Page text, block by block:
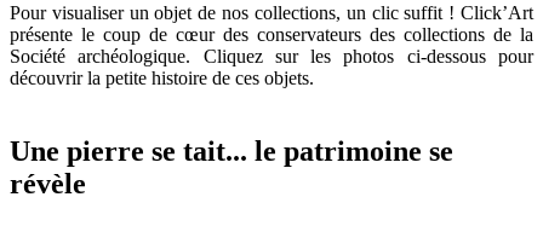
Pour visualiser un objet de nos collections, un clic suffit ! Click’Art
présente le coup de cœur des conservateurs des collections de la
Société archéologique. Cliquez sur les photos ci-dessous pour
découvrir la petite histoire de ces objets.
Une pierre se tait... le patrimoine se
révèle